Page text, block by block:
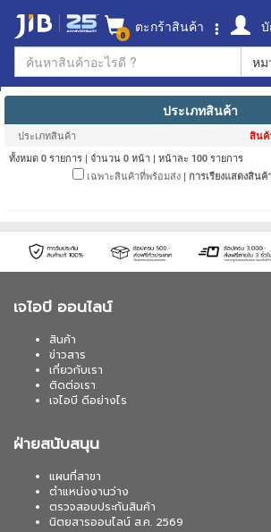
0 ตะกร้าสินค้า
ห
ประเภทสินค้า
ประเภทสินค้า สินค้
ทั้งหมด 0 รายการ | จำนวน 0 หน้า | หน้าละ 100 รายการ
เฉพาะสินค้าที่พร้อมส่ง | การเรียงแสดงสินค้
เจไอบี ออนไลน์
สินค้า
ข่าวสาร
เกี่ยวกับเรา
ติดต่อเรา
เจไอบี ดีอย่างไร
ฝ่ายสนับสนุน
แผนที่สาขา
ตำแหน่งงานว่าง
ตรวจสอบประกันสินค้า
นิตยสารออนไลน์ ส.ค. 2569